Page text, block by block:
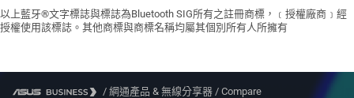
以上藍牙®文字標誌與標誌為Bluetooth SIG所有之註冊商標，﹝授權廠商﹞經
授權使用該標誌。其他商標與商標名稱均屬其個別所有人所擁有
/ 網通產品 & 無線分享器 / Compare